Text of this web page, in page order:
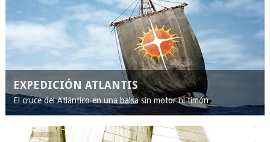
EXPEDICIÓN ATLANTIS
El cruce del Atlántico en una balsa sin motor ni timón